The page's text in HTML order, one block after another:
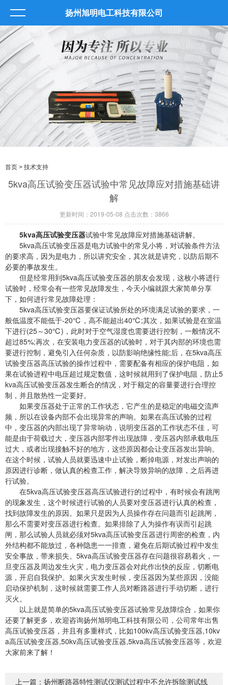
扬州旭明电工科技有限公司
首页 > 技术支持
5kva高压试验变压器试验中常见故障应对措施基础讲
解
更新时间：2019-05-08 点击次数：3866
5kva高压试验变压器试验中常见故障应对措施基础讲解。
5kva高压试验变压器是电力试验中的常见小将，对试验条件方法
的要求高，因为是电力，所以讲究安全，其次就是讲究，以防后期不
必要的事故发生。
但是经常用到5kva高压试验变压器的朋友会发现，这枚小将进行
试验时，经常会有一些常见故障发生，今天小编就跟大家简单分享
下，如何进行常见故障处理：
5kva高压试验变压器要保证试验所处的环境满足试验的要求，一
般低温度不能低于-20℃，高不能超出40℃;其次，如果试验是在室温
下进行(25～30℃)，此时对于空气湿度也需要进行控制，一般情况不
超过85%;再次，在安装电力变压器的试验时，对于其内部的环境也需
要进行控制，避免引入任何杂质，以防影响绝缘性能;后，在5kva高压
试验变压器高压试验的操作过程中，需要配备有相应的保护电阻，如
果在试验进程中电压超过规定数值，这时候就用到了保护电阻，防止5
kva高压试验变压器发生断合的情况，对于额定的容量要进行合理控
制，并且散热性一定要好。
如果变压器处于正常的工作状态，它产生的是稳定的电磁交流声
频，所以在设备内部不会出现异常的声响。如果在高压试验的过程
中，变压器的内部出现了异常响动，说明变压器的工作状态不佳，可
能是由于荷载过大，变压器内部零件出现故障，变压器内部承载电压
过大，或者出现接触不好的地方，这些原因都会让变压器发出异响。
在这个时候，试验人员就要迅速中止试验，断掉电源，对发出声响的
原因进行诊断，做认真的检查工作，解决导致异响的故障，之后再进
行试验。
在5kva高压试验变压器高压试验进行的过程中，有时候会有跳闸
的现象发生，这个时候进行试验的人员要对变压器进行认真的检查，
找到故障发生的原因。如果只是因为人员操作存在问题而引起跳闸，
那么不需要对变压器进行检查。如果排除了人为操作有误而引起跳
闸，那么试验人员就必须对5kva高压试验变压器进行周密的检查，内
外结构都不能放过，各种隐患一一排查，避免在后期试验过程中发生
安全事故，带来损失。5kva高压试验变压器存在问题很容易着火，一
旦变压器及周边发生火灾，电力变压器会对此作出快的反应，切断电
源，开启自我保护。如果火灾发生时候，变压器因为某些原因，没能
启动保护机制，这时候就需要工作人员对断路器进行手动切断，进行
灭火。
以上就是简单的5kva高压试验变压器试验常见故障综合，如果你
还要了解更多，欢迎咨询扬州旭明电工科技有限公司，公司常年出售
高压试验变压器，并且有多重样式，比如100kv高压试验变压器,10kv
a高压试验变压器,50kv高压试验变压器,5kva高压试验变压器等，欢迎
大家前来了解！
上一篇： 扬州断路器特性测试仪测试过程中不允许拆除测试线